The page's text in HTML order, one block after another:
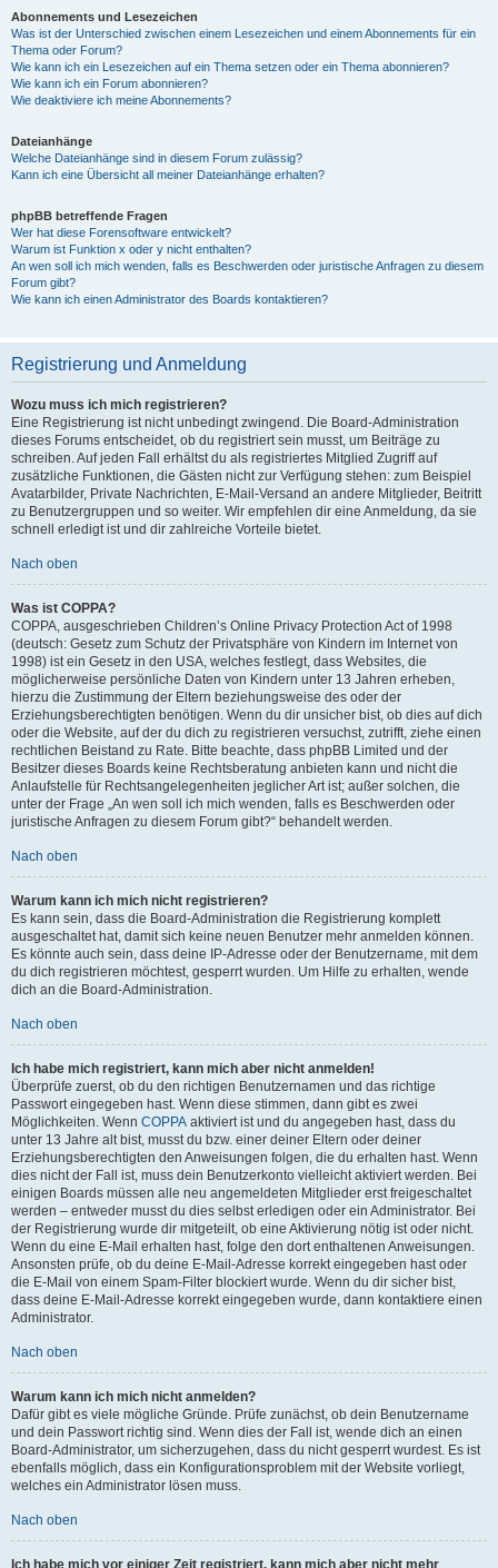
Abonnements und Lesezeichen
Was ist der Unterschied zwischen einem Lesezeichen und einem Abonnements für ein
Thema oder Forum?
Wie kann ich ein Lesezeichen auf ein Thema setzen oder ein Thema abonnieren?
Wie kann ich ein Forum abonnieren?
Wie deaktiviere ich meine Abonnements?
Dateianhänge
Welche Dateianhänge sind in diesem Forum zulässig?
Kann ich eine Übersicht all meiner Dateianhänge erhalten?
phpBB betreffende Fragen
Wer hat diese Forensoftware entwickelt?
Warum ist Funktion x oder y nicht enthalten?
An wen soll ich mich wenden, falls es Beschwerden oder juristische Anfragen zu diesem
Forum gibt?
Wie kann ich einen Administrator des Boards kontaktieren?
Registrierung und Anmeldung
Wozu muss ich mich registrieren?
Eine Registrierung ist nicht unbedingt zwingend. Die Board-Administration
dieses Forums entscheidet, ob du registriert sein musst, um Beiträge zu
schreiben. Auf jeden Fall erhältst du als registriertes Mitglied Zugriff auf
zusätzliche Funktionen, die Gästen nicht zur Verfügung stehen: zum Beispiel
Avatarbilder, Private Nachrichten, E-Mail-Versand an andere Mitglieder, Beitritt
zu Benutzergruppen und so weiter. Wir empfehlen dir eine Anmeldung, da sie
schnell erledigt ist und dir zahlreiche Vorteile bietet.
Nach oben
Was ist COPPA?
COPPA, ausgeschrieben Children’s Online Privacy Protection Act of 1998
(deutsch: Gesetz zum Schutz der Privatsphäre von Kindern im Internet von
1998) ist ein Gesetz in den USA, welches festlegt, dass Websites, die
möglicherweise persönliche Daten von Kindern unter 13 Jahren erheben,
hierzu die Zustimmung der Eltern beziehungsweise des oder der
Erziehungsberechtigten benötigen. Wenn du dir unsicher bist, ob dies auf dich
oder die Website, auf der du dich zu registrieren versuchst, zutrifft, ziehe einen
rechtlichen Beistand zu Rate. Bitte beachte, dass phpBB Limited und der
Besitzer dieses Boards keine Rechtsberatung anbieten kann und nicht die
Anlaufstelle für Rechtsangelegenheiten jeglicher Art ist; außer solchen, die
unter der Frage „An wen soll ich mich wenden, falls es Beschwerden oder
juristische Anfragen zu diesem Forum gibt?“ behandelt werden.
Nach oben
Warum kann ich mich nicht registrieren?
Es kann sein, dass die Board-Administration die Registrierung komplett
ausgeschaltet hat, damit sich keine neuen Benutzer mehr anmelden können.
Es könnte auch sein, dass deine IP-Adresse oder der Benutzername, mit dem
du dich registrieren möchtest, gesperrt wurden. Um Hilfe zu erhalten, wende
dich an die Board-Administration.
Nach oben
Ich habe mich registriert, kann mich aber nicht anmelden!
Überprüfe zuerst, ob du den richtigen Benutzernamen und das richtige
Passwort eingegeben hast. Wenn diese stimmen, dann gibt es zwei
Möglichkeiten. Wenn COPPA aktiviert ist und du angegeben hast, dass du
unter 13 Jahre alt bist, musst du bzw. einer deiner Eltern oder deiner
Erziehungsberechtigten den Anweisungen folgen, die du erhalten hast. Wenn
dies nicht der Fall ist, muss dein Benutzerkonto vielleicht aktiviert werden. Bei
einigen Boards müssen alle neu angemeldeten Mitglieder erst freigeschaltet
werden – entweder musst du dies selbst erledigen oder ein Administrator. Bei
der Registrierung wurde dir mitgeteilt, ob eine Aktivierung nötig ist oder nicht.
Wenn du eine E-Mail erhalten hast, folge den dort enthaltenen Anweisungen.
Ansonsten prüfe, ob du deine E-Mail-Adresse korrekt eingegeben hast oder
die E-Mail von einem Spam-Filter blockiert wurde. Wenn du dir sicher bist,
dass deine E-Mail-Adresse korrekt eingegeben wurde, dann kontaktiere einen
Administrator.
Nach oben
Warum kann ich mich nicht anmelden?
Dafür gibt es viele mögliche Gründe. Prüfe zunächst, ob dein Benutzername
und dein Passwort richtig sind. Wenn dies der Fall ist, wende dich an einen
Board-Administrator, um sicherzugehen, dass du nicht gesperrt wurdest. Es ist
ebenfalls möglich, dass ein Konfigurationsproblem mit der Website vorliegt,
welches ein Administrator lösen muss.
Nach oben
Ich habe mich vor einiger Zeit registriert, kann mich aber nicht mehr